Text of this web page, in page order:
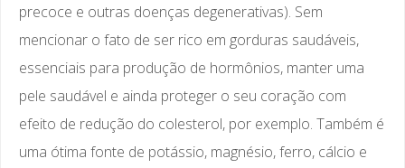
precoce e outras doenças degenerativas). Sem
mencionar o fato de ser rico em gorduras saudáveis,
essenciais para produção de hormônios, manter uma
pele saudável e ainda proteger o seu coração com
efeito de redução do colesterol, por exemplo. Também é
uma ótima fonte de potássio, magnésio, ferro, cálcio e